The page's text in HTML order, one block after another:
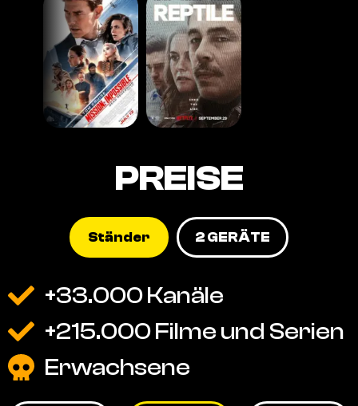
PREISE
Ständer 2 GERÄTE
+33.000 Kanäle
+215.000 Filme und Serien
Erwachsene